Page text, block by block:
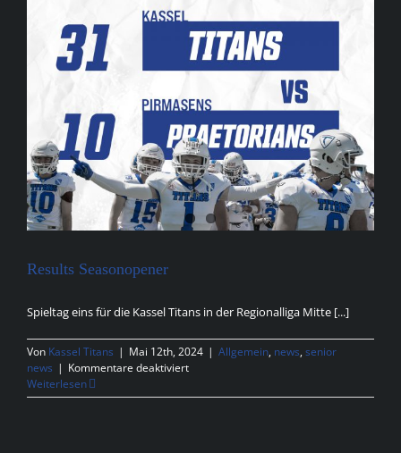
Results Seasonopener
Spieltag eins für die Kassel Titans in der Regionalliga Mitte [...]
Von Kassel Titans | Mai 12th, 2024 | Allgemein, news, senior
news | Kommentare deaktiviertfür
Seasonopener
Weiterlesen